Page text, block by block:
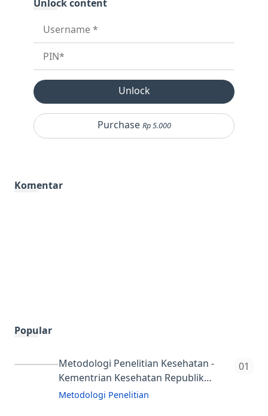
Unlock
Purchase Rp 5.000
Komentar
Popular
Metodologi Penelitian Kesehatan -
Kementrian Kesehatan Republik
Indonesia
Metodologi Penelitian